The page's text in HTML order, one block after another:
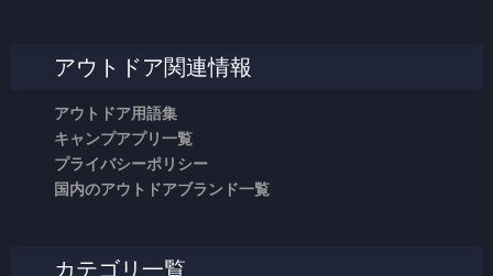
アウトドア関連情報
アウトドア用語集
キャンプアプリ一覧
プライバシーポリシー
国内のアウトドアブランド一覧
カテゴリ一覧